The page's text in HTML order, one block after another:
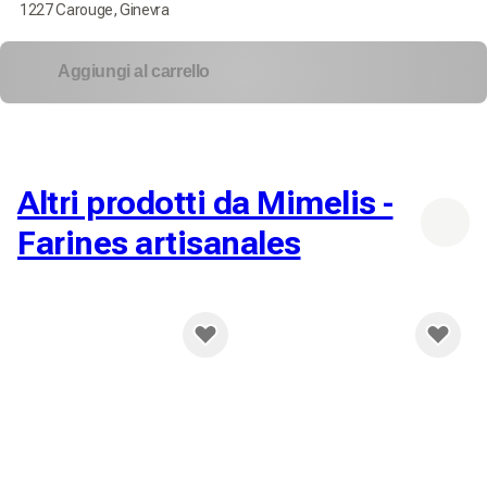
1227 Carouge, Ginevra
Aggiungi al carrello
Altri prodotti da Mimelis -
Farines artisanales